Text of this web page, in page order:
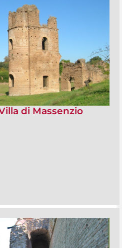
di Massenzio